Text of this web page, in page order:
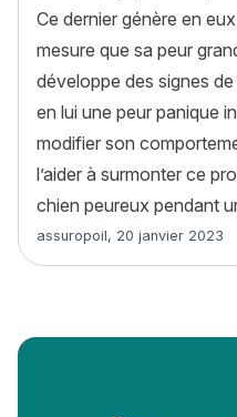
Ce dernier génère en
mesure que sa peur
développe des signes
en lui une peur panique
modifier son
l’aider à surmonter ce
chien peureux pendant
Article rédigé par
assuropoil, 20 janvier 2023